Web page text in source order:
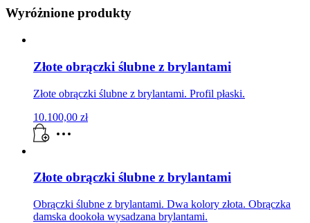
Wyróżnione produkty
Złote obrączki ślubne z brylantami
Złote obrączki ślubne z brylantami. Profil płaski.
10.100,00 zł
Złote obrączki ślubne z brylantami
Obrączki ślubne z brylantami. Dwa kolory złota. Obrączka
damska dookoła wysadzana brylantami.